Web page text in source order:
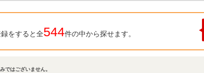
をすると全544件の中から探せます。
ではございません。